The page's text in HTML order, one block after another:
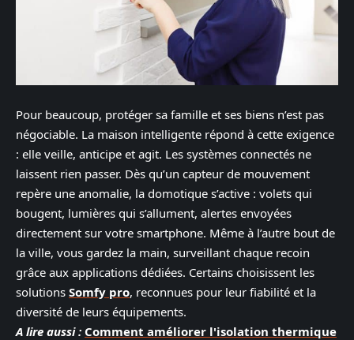
Pour beaucoup, protéger sa famille et ses biens n’est pas
négociable. La maison intelligente répond à cette exigence
: elle veille, anticipe et agit. Les systèmes connectés ne
laissent rien passer. Dès qu’un capteur de mouvement
repère une anomalie, la domotique s’active : volets qui
bougent, lumières qui s’allument, alertes envoyées
directement sur votre smartphone. Même à l’autre bout de
la ville, vous gardez la main, surveillant chaque recoin
grâce aux applications dédiées. Certains choisissent les
solutions Somfy pro, reconnues pour leur fiabilité et la
diversité de leurs équipements.
A lire aussi : Comment améliorer l'isolation thermique